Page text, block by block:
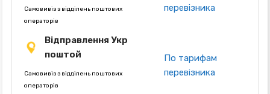
Самовивіз з відділень поштових
операторів
перевізника
Відправлення Укр
поштой
Самовивіз з відділень поштових
операторів
По тарифам
перевізника